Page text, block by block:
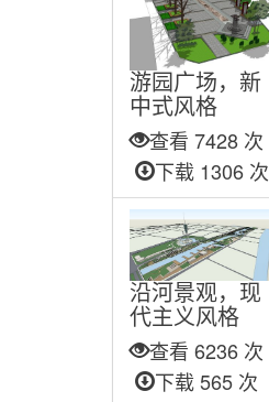
游园广场，新
中式风格
查看 7428 次
下载 1306 次
沿河景观，现
代主义风格
查看 6236 次
下载 565 次